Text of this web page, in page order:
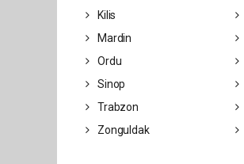
Kilis
Mardin
Ordu
Sinop
Trabzon
Zonguldak